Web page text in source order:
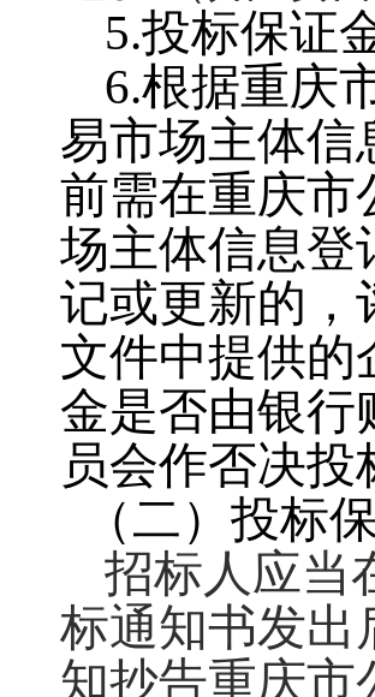
5.投标保证
6.根据重庆
易市场主体信
前需在重庆市
场主体信息登
记或更新的，
文件中提供的
金是否由银行
员会作否决投
（二） 投标
招标人应当
标通知书发出
知抄告重庆市